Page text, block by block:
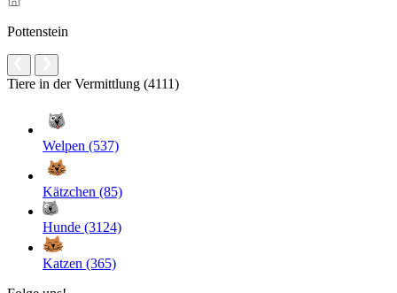
Pottenstein
Tiere in der Vermittlung (4111)
Welpen (537)
Kätzchen (85)
Hunde (3124)
Katzen (365)